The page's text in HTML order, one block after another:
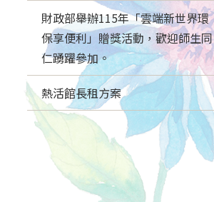
財政部舉辦115年「雲端新世界環
保享便利」贈獎活動，歡迎師生同
仁踴躍參加。
熱活館長租方案